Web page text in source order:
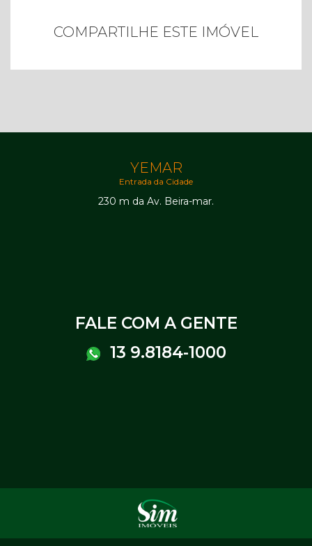
COMPARTILHE ESTE IMÓVEL
YEMAR
Entrada da Cidade
230 m da Av. Beira-mar.
FALE COM A GENTE
13 9.8184-1000